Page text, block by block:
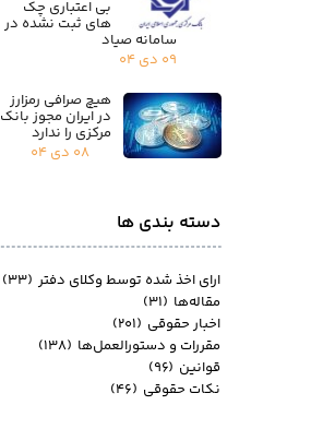
دسته بندی ها
بی اعتباری چک
های ثبت نشده در
سامانه صیاد
۰۹ دی ۰۴
هیچ صرافی رمزارز
در ایران مجوز بانک
مرکزی را ندارد
۰۸ دی ۰۴
ارای اخذ شده توسط وکلای دفتر (۳۳)
مقاله‌ها (۳۱)
اخبار حقوقی (۲۰۱)
مقررات و دستورالعمل‌ها (۱۳۸)
قوانین (۹۶)
نکات حقوقی (۴۶)